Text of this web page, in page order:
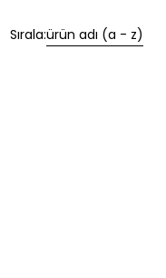
Sırala:ürün adı (a - z)